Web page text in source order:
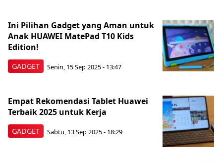
GADGET
Ini Pilihan Gadget yang Aman untuk
Anak HUAWEI MatePad T10 Kids
Edition!
Senin, 15 Sep 2025 - 13:47
GADGET
Empat Rekomendasi Tablet Huawei
Terbaik 2025 untuk Kerja
Sabtu, 13 Sep 2025 - 18:29